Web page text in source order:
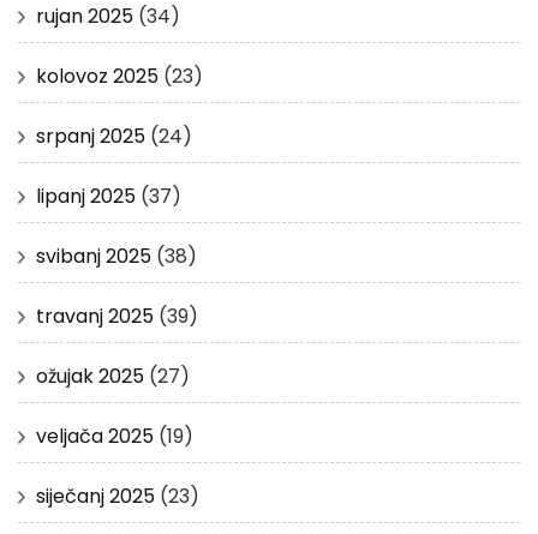
rujan 2025 (34)
kolovoz 2025 (23)
srpanj 2025 (24)
lipanj 2025 (37)
svibanj 2025 (38)
travanj 2025 (39)
ožujak 2025 (27)
veljača 2025 (19)
siječanj 2025 (23)